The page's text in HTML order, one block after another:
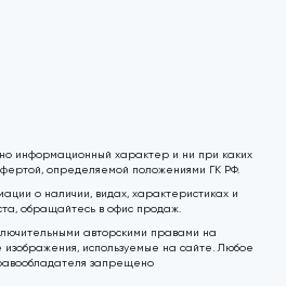
информационный характер и ни при каких
определяемой положениями ГК РФ.
о наличии, видах, характеристиках и
обращайтесь в офис продаж.
авторскими правами на
используемые на сайте. Любое
запрещено